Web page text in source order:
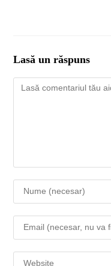
Lasă un răspuns